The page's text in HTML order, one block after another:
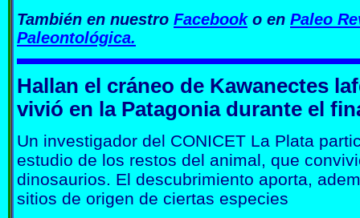
También en nuestro Facebooko en Paleo
Paleontológica.
Hallan el cráneo de Kawanectes
vivió en la Patagonia durante el
Un investigador del CONICET La Plata
estudio de los restos del animal, que
dinosaurios. El descubrimiento aporta,
sitios de origen de ciertas especies